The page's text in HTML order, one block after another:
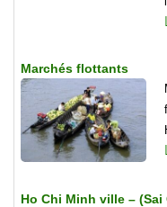
Marchés flottants
Ho Chi Minh ville – (Sai